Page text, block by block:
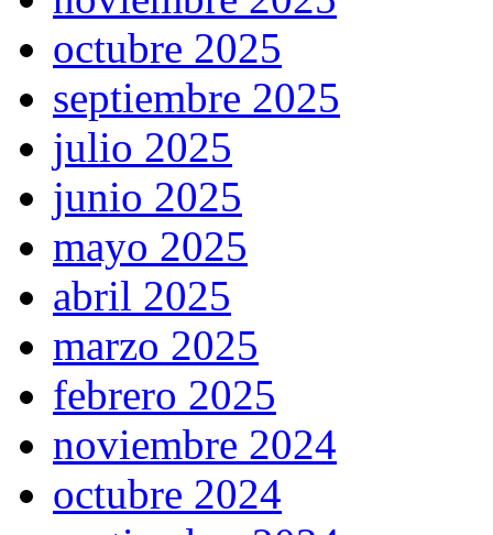
octubre 2025
septiembre 2025
julio 2025
junio 2025
mayo 2025
abril 2025
marzo 2025
febrero 2025
noviembre 2024
octubre 2024